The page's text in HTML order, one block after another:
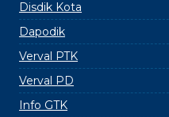
Disdik Kota
Dapodik
Verval PTK
Verval PD
Info GTK